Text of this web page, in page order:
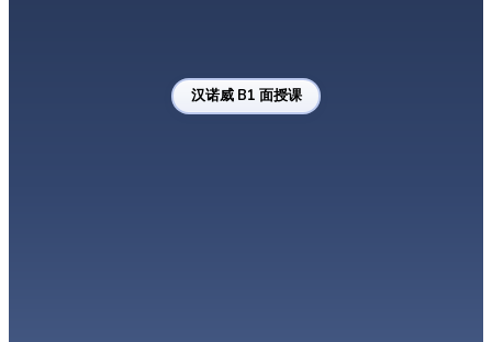
汉诺威 B1 面授课